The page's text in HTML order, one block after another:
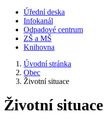
Úřední deska
Infokanál
Odpadové centrum
ZŠ a MŠ
Knihovna
Úvodní stránka
Obec
Životní situace
Životní situace